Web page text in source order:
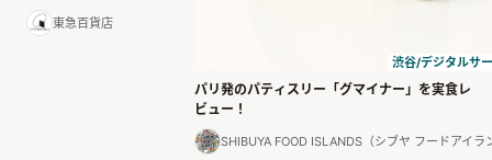
ドダンジョン）
東急百貨店
渋谷/デジタルサ
パリ発のパティスリー「グマイナー」を実食レ
ビュー！
SHIBUYA FOOD ISLANDS（シブヤ フードアイラ